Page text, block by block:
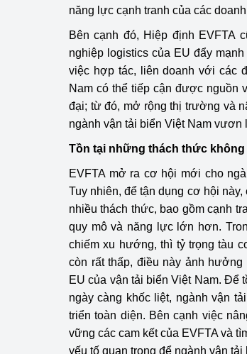
năng lực cạnh tranh của các
Bên cạnh đó, Hiệp định EVFTA
nghiệp logistics của EU đẩy
việc hợp tác, liên doanh với các
Nam có thể tiếp cận được nguồn
đại; từ đó, mở rộng thị trường và
ngành vận tải biển Việt Nam vươn
Tồn tại những thách thức không
EVFTA mở ra cơ hội mới cho
Tuy nhiên, để tận dụng cơ hội
nhiều thách thức, bao gồm cạnh
quy mô và năng lực lớn hơn.
chiếm xu hướng, thì tỷ trọng tàu
còn rất thấp, điều này ảnh
EU của vận tải biển Việt Nam. Để
ngày càng khốc liệt, ngành vận
triển toàn diện. Bên cạnh việc
vững các cam kết của EVFTA và
yếu tố quan trọng để ngành vận